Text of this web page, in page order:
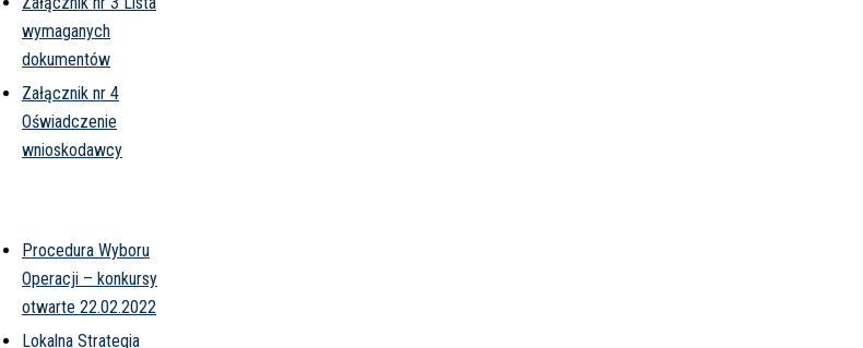
wymaganych
dokumentów
Załącznik nr 4
Oświadczenie
wnioskodawcy
Procedura Wyboru
Operacji – konkursy
otwarte 22.02.2022
Lokalna Strategia